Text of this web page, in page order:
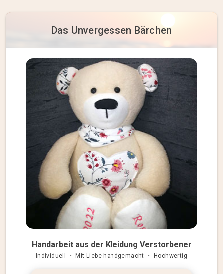
Das Unvergessen Bärchen
Handarbeit aus der Kleidung Verstorbener
Individuell ・ Mit Liebe handgemacht ・ Hochwertig